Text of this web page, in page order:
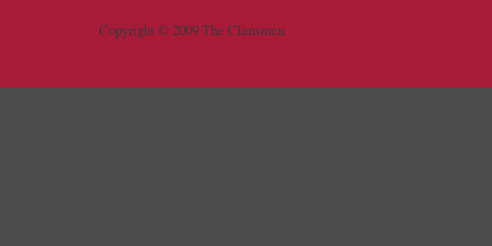
Copyright © 2009 The Clansmen